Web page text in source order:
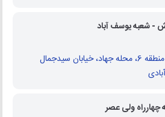
- شعبه یوسف آباد
تهران، منطقه 6، محله جهاد، خیابان سیدجمال
چهارراه ولی عصر